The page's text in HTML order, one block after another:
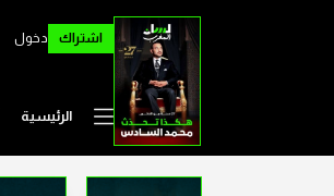
اشتراك دخول
الرئيسية